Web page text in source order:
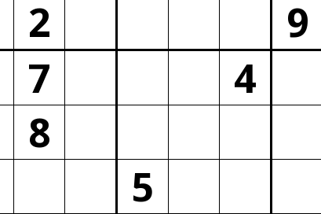
2
9
7
4
8
5